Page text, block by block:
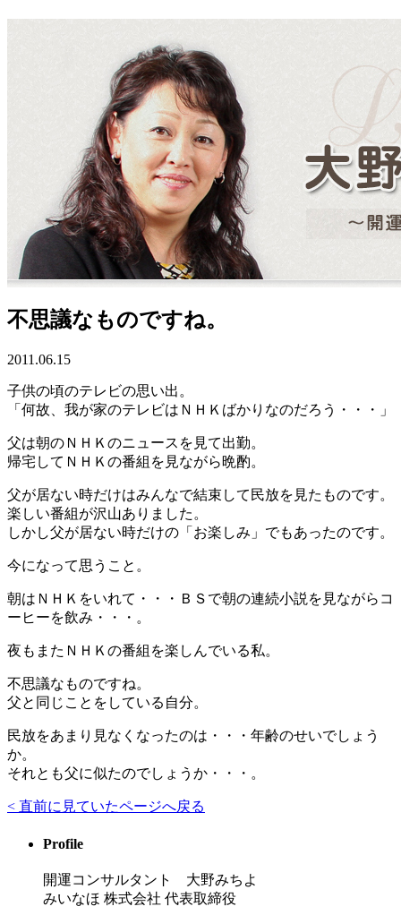
不思議なものですね。
2011.06.15
子供の頃のテレビの思い出。
「何故、我が家のテレビはＮＨＫばかりなのだろう・・・」
父は朝のＮＨＫのニュースを見て出勤。
帰宅してＮＨＫの番組を見ながら晩酌。
父が居ない時だけはみんなで結束して民放を見たものです。
楽しい番組が沢山ありました。
しかし父が居ない時だけの「お楽しみ」でもあったのです。
今になって思うこと。
朝はＮＨＫをいれて・・・ＢＳで朝の連続小説を見ながらコ
ーヒーを飲み・・・。
夜もまたＮＨＫの番組を楽しんでいる私。
不思議なものですね。
父と同じことをしている自分。
民放をあまり見なくなったのは・・・年齢のせいでしょう
か。
それとも父に似たのでしょうか・・・。
< 直前に見ていたページへ戻る
Profile
開運コンサルタント 大野みちよ
みいなほ 株式会社 代表取締役